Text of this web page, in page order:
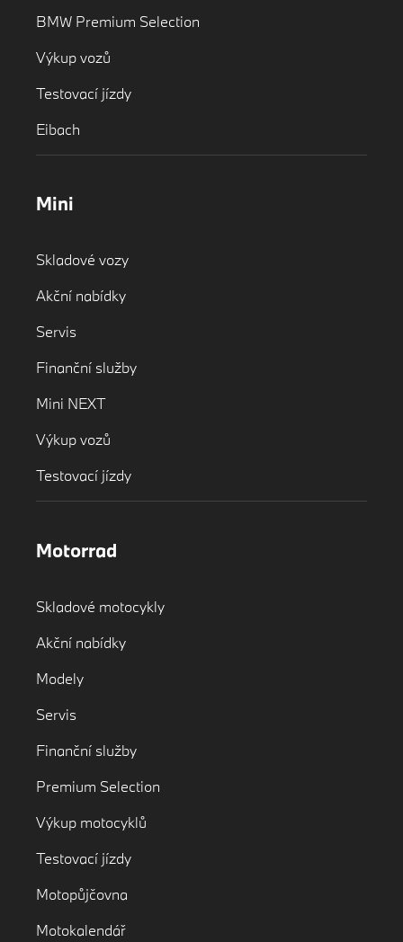
BMW Premium Selection
Výkup vozů
Testovací jízdy
Eibach
Mini
Skladové vozy
Akční nabídky
Servis
Finanční služby
Mini NEXT
Výkup vozů
Testovací jízdy
Motorrad
Skladové motocykly
Akční nabídky
Modely
Servis
Finanční služby
Premium Selection
Výkup motocyklů
Testovací jízdy
Motopůjčovna
Motokalendář